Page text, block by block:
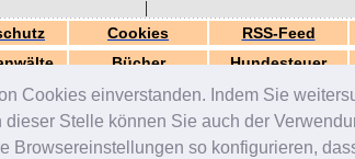
Cookies einverstanden. Indem Sie
Stelle können Sie auch der
so konfigurieren,
|
Cookies RSS-Feed
Bücher Hundesteuer
generiert in 0.04 Sek.
© 2000-2026 by
ZERGportal